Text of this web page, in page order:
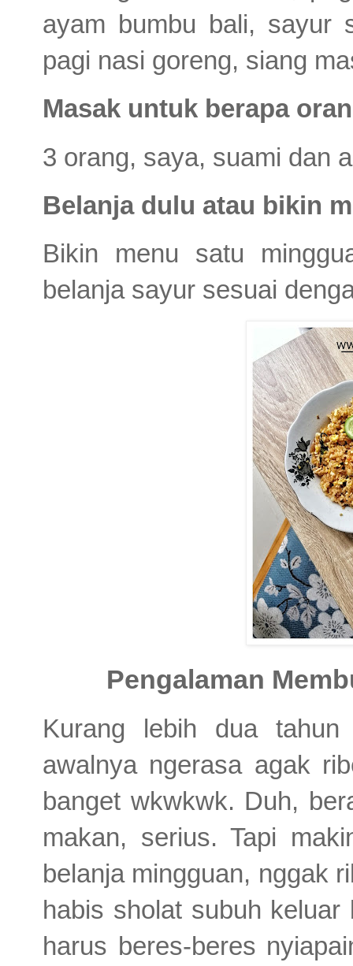
ayam bumbu bali, sayur
pagi nasi goreng, siang
Masak untuk berapa
3 orang, saya, suami dan
Belanja dulu atau bikin
Bikin menu satu
belanja sayur sesuai
Pengalaman
Kurang lebih dua
awalnya ngerasa agak
banget wkwkwk. Duh,
makan, serius. Tapi
belanja mingguan, nggak
habis sholat subuh
harus beres-beres